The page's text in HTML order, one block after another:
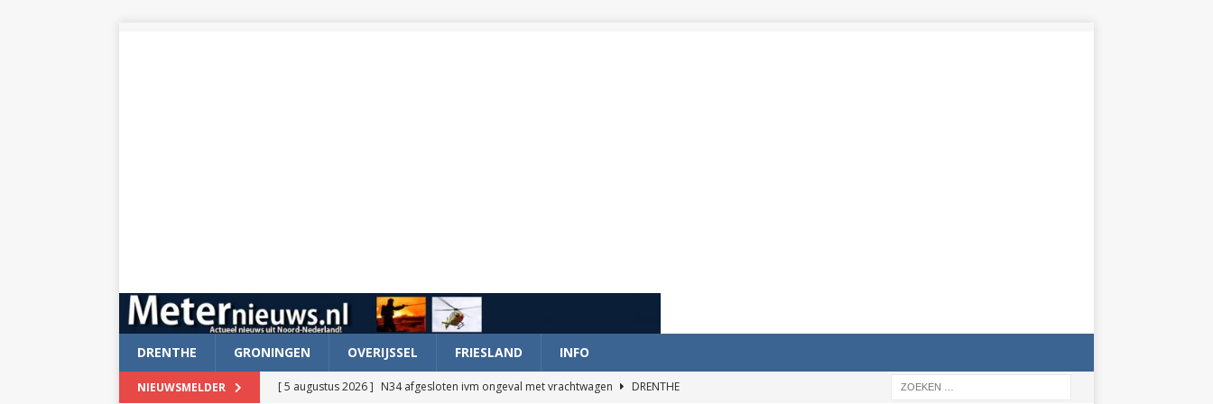
DRENTHE GRONINGEN OVERIJSSEL FRIESLAND INFO
NIEUWSMELDER [ 5 augustus 2026 ] N34 afgesloten ivm ongeval met vrachtwagen
DRENTHE